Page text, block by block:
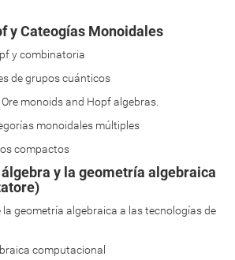
y Cateogías Monoidales
y combinatoria
de grupos cuánticos
monoids and Hopf algebras.
monoidales múltiples
compactos
y la geometría algebraica
la geometría algebraica a las tecnologías de
computacional